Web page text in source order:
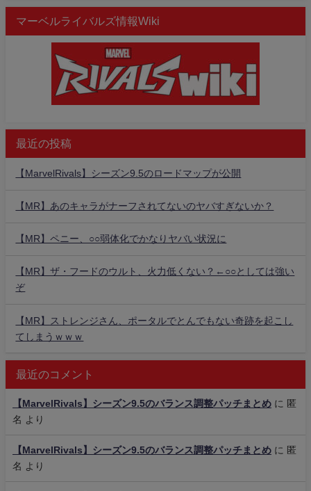
マーベルライバルズ情報Wiki
最近の投稿
【MarvelRivals】シーズン9.5のロードマップが公開
【MR】あのキャラがナーフされてないのヤバすぎないか？
【MR】ペニー、○○弱体化でかなりヤバい状況に
【MR】ザ・フードのウルト、火力低くない？←○○としては強い
ぞ
【MR】ストレンジさん、ポータルでとんでもない奇跡を起こし
てしまうｗｗｗ
最近のコメント
【MarvelRivals】シーズン9.5のバランス調整パッチまとめ に 匿
名 より
【MarvelRivals】シーズン9.5のバランス調整パッチまとめ に 匿
名 より